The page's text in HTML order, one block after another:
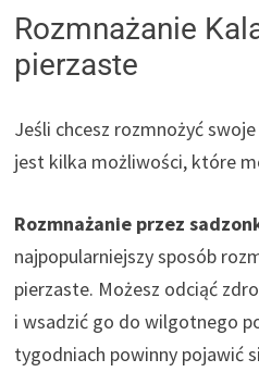
Rozmnażanie
pierzaste
Jeśli chcesz rozmnożyć
jest kilka możliwości, które
Rozmnażanie przez
najpopularniejszy sposób
pierzaste. Możesz odciąć
i wsadzić go do wilgotnego
tygodniach powinny pojawić